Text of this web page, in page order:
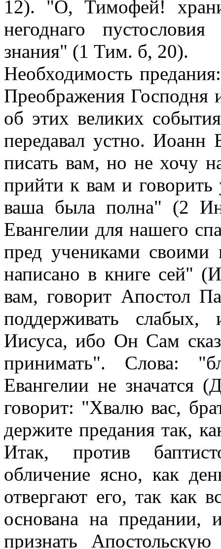
12). "О, Тимофей! храни
негоднаго
знания" (1 Тим. б, 20).
Необходимость
Преображения Господня
об этих великих
передавал устно.
писать вам, но не хочу
прийти к вам и говорить
ваша была полна" (2
Евангелии для нашего
пред учениками
написано в книге сей"
вам, говорит Апостол
поддерживать слабых,
Иисуса, ибо Он Сам
принимать". Слова:
Евангелии не значатся
говорит: "Хвалю вас,
держите предания так,
Итак, против
обличение ясно, как
отвергают его, так как
основана на предании,
признать